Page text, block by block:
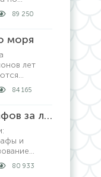
рыбы для
и как
закон.
89 250
моря
лет
которые
84 165
Размеры штрафов за ловлю рыбы сетями
и
ловить
с берега и
80 933